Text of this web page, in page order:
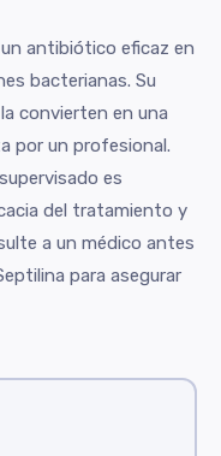
antibiótico eficaz en
bacterianas. Su
convierten en una
por un profesional.
es
del tratamiento y
a un médico antes
para asegurar